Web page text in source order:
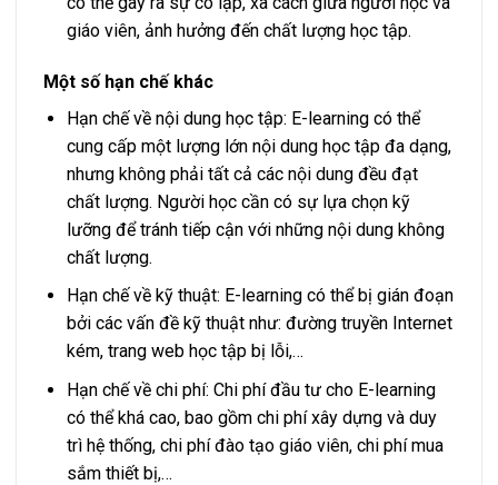
giáo viên, ảnh hưởng đến chất lượng học tập.
Một số hạn chế khác
Hạn chế về nội dung học tập: E-learning có thể
cung cấp một lượng lớn nội dung học tập đa dạng,
nhưng không phải tất cả các nội dung đều đạt
chất lượng. Người học cần có sự lựa chọn kỹ
lưỡng để tránh tiếp cận với những nội dung không
chất lượng.
Hạn chế về kỹ thuật: E-learning có thể bị gián đoạn
bởi các vấn đề kỹ thuật như: đường truyền Internet
kém, trang web học tập bị lỗi,…
Hạn chế về chi phí: Chi phí đầu tư cho E-learning
có thể khá cao, bao gồm chi phí xây dựng và duy
trì hệ thống, chi phí đào tạo giáo viên, chi phí mua
sắm thiết bị,…